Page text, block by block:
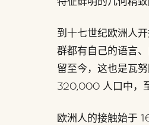
到十七世纪欧洲人
群都有自己的语言
留至今，这也是瓦
320,000 人口中，
欧洲人的接触始于